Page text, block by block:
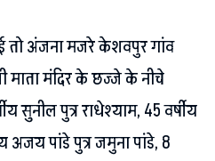
तो अंजना मजरे केशवपुर गांव
माता मंदिर के छज्जे के नीचे
सुनील पुत्र राधेश्याम, 45 वर्षीय
अजय पांडे पुत्र जमुना पांडे, 8